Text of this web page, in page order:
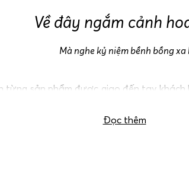
Về đây ngắm cảnh
Mà nghe kỷ niệm bềnh bồng xa
sản phẩm được giao đến tay
Đọc thêm